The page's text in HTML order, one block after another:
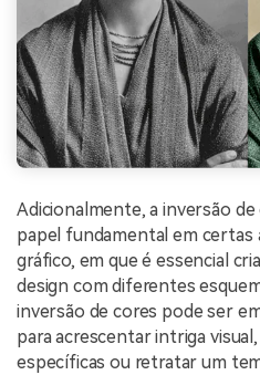
Adicionalmente, a inversão
papel fundamental em certas
gráfico, em que é essencial
design com diferentes
inversão de cores pode ser
para acrescentar intriga
específicas ou retratar um